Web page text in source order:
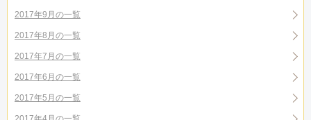
2017年9月の一覧
2017年8月の一覧
2017年7月の一覧
2017年6月の一覧
2017年5月の一覧